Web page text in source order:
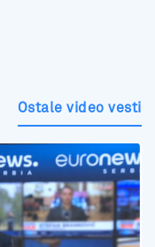
Ostale video vesti